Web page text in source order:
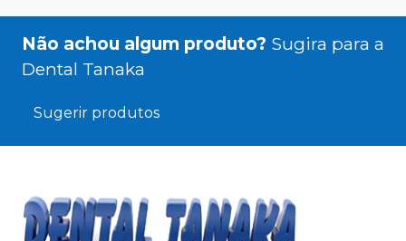
Não achou algum produto? Sugira para a
Dental Tanaka
Sugerir produtos